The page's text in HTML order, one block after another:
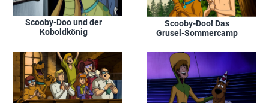
Scooby-Doo und der
Koboldkönig
Scooby-Doo! Das
Grusel-Sommercamp